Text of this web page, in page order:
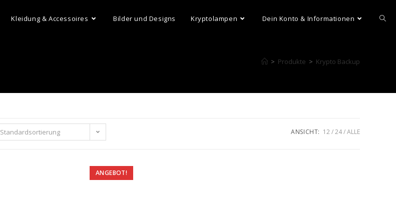
Kleidung & Accessoires Bilder und Designs Kryptolampen Dein Konto & Informationen
> Produkte > Krypto Backup
Standardsortierung ANSICHT: 12 24 ALLE
ANGEBOT!